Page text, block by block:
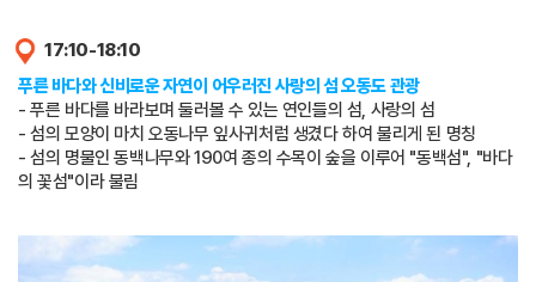
17:10-18:10
푸른 바다와 신비로운 자연이 어우러진 사랑의 섬 오동도 관광
- 푸른 바다를 바라보며 둘러볼 수 있는 연인들의 섬, 사랑의 섬
- 섬의 모양이 마치 오동나무 잎사귀처럼 생겼다 하여 불리게 된 명칭
- 섬의 명물인 동백나무와 190여 종의 수목이 숲을 이루어 "동백섬", "바다
의 꽃섬"이라 불림